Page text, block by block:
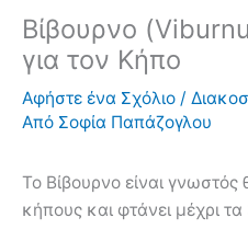
Βίβουρνο
για τον Κήπο
Αφήστε ένα Σχόλιο /
Από Σοφία Παπάζογλου
Το Βίβουρνο είναι
κήπους και φτάνει μέχρι